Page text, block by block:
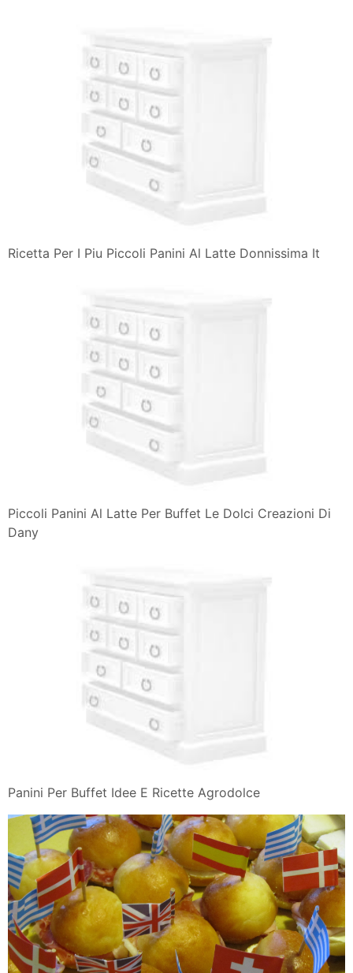
Ricetta Per I Piu Piccoli Panini Al Latte Donnissima It
Piccoli Panini Al Latte Per Buffet Le Dolci Creazioni Di
Dany
Panini Per Buffet Idee E Ricette Agrodolce